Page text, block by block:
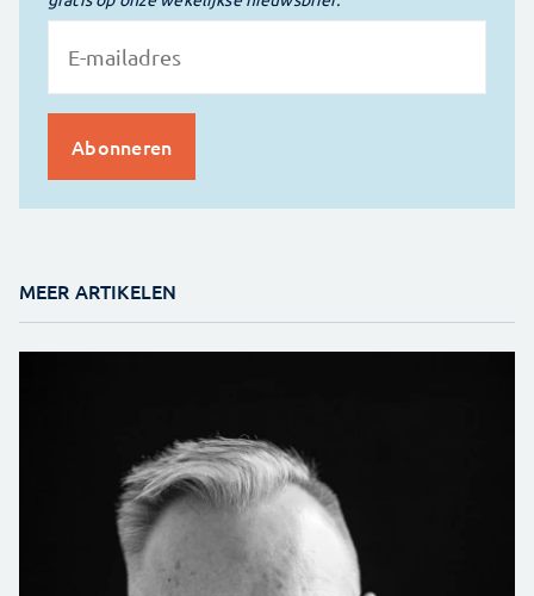
MEER ARTIKELEN